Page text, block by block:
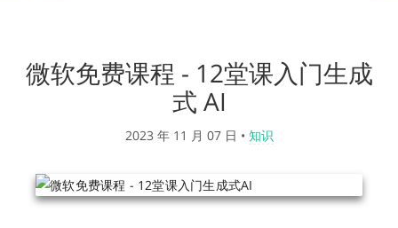
微软免费课程 - 12堂课入门生成
式 AI
2023 年 11 月 07 日 • 知识